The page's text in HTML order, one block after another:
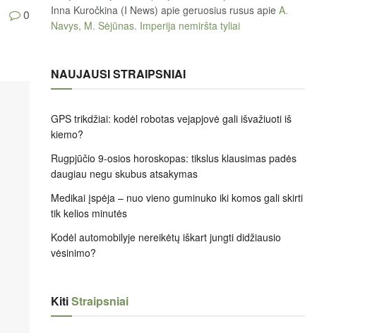
0
Inna Kuročkina (I News) apie geruosius rusus apie A.
Navys, M. Sėjūnas. Imperija nemiršta tyliai
NAUJAUSI STRAIPSNIAI
GPS trikdžiai: kodėl robotas vejapjovė gali išvažiuoti iš
kiemo?
Rugpjūčio 9-osios horoskopas: tikslus klausimas padės
daugiau negu skubus atsakymas
Medikai įspėja – nuo vieno guminuko iki komos gali skirti
tik kelios minutės
Kodėl automobilyje nereikėtų iškart jungti didžiausio
vėsinimo?
KitiStraipsniai